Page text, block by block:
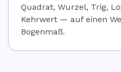
Quadrat, Wurzel, Trig,
Kehrwert — auf einen
Bogenmaß.